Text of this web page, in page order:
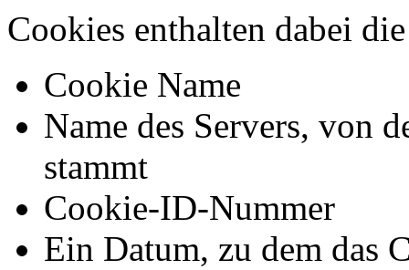
Cookies enthalten dabei
Cookie Name
Name des Servers, von
stammt
Cookie-ID-Nummer
Ein Datum, zu dem das